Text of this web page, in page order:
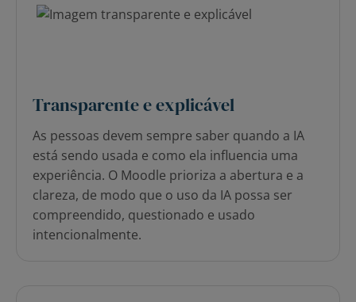
Transparente e explicável
As pessoas devem sempre saber quando a IA
está sendo usada e como ela influencia uma
experiência. O Moodle prioriza a abertura e a
clareza, de modo que o uso da IA possa ser
compreendido, questionado e usado
intencionalmente.